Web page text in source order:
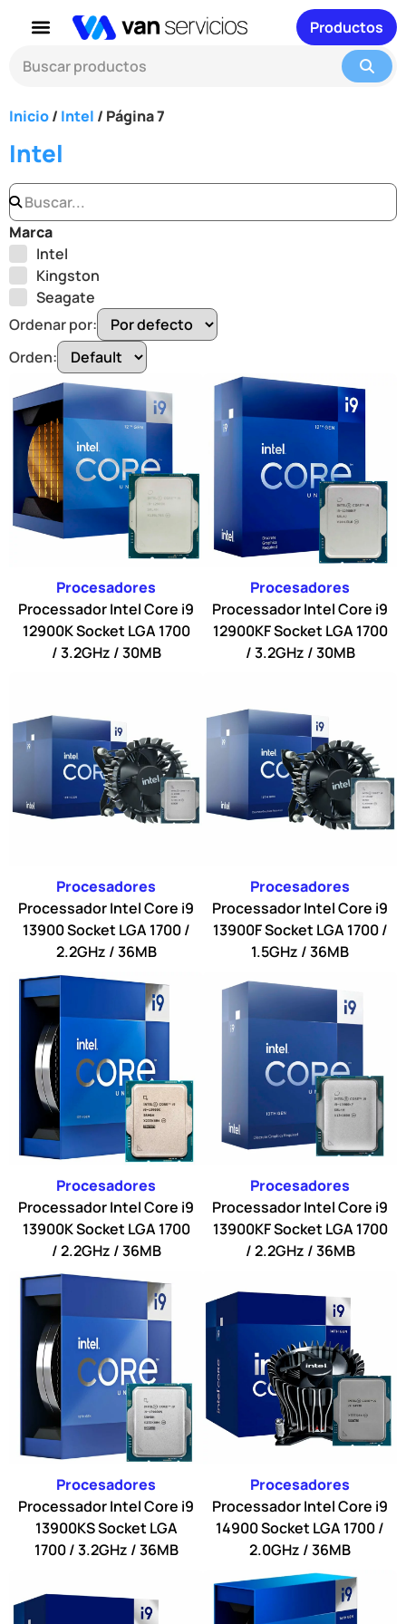
Productos
Inicio/ Intel / Página 7
Intel
Marca
Intel
Kingston
Seagate
Ordenar por:
Orden:
Procesadores
Processador Intel Core i9
12900K Socket LGA 1700
/ 3.2GHz / 30MB
Procesadores
Processador Intel Core i9
12900KF Socket LGA 1700
/ 3.2GHz / 30MB
Procesadores
Processador Intel Core i9
13900 Socket LGA 1700 /
2.2GHz / 36MB
Procesadores
Processador Intel Core i9
13900F Socket LGA 1700 /
1.5GHz / 36MB
Procesadores
Processador Intel Core i9
13900K Socket LGA 1700
/ 2.2GHz / 36MB
Procesadores
Processador Intel Core i9
13900KF Socket LGA 1700
/ 2.2GHz / 36MB
Procesadores
Processador Intel Core i9
13900KS Socket LGA
1700 / 3.2GHz / 36MB
Procesadores
Processador Intel Core i9
14900 Socket LGA 1700 /
2.0GHz / 36MB